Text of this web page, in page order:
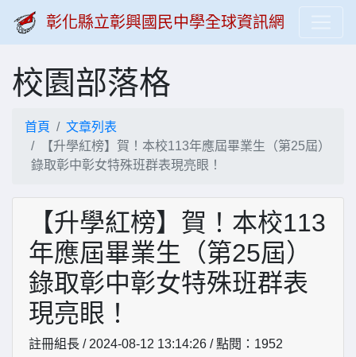
彰化縣立彰興國民中學全球資訊網
校園部落格
首頁
文章列表
【升學紅榜】賀！本校113年應屆畢業生（第25屆）
錄取彰中彰女特殊班群表現亮眼！
【升學紅榜】賀！本校113
年應屆畢業生（第25屆）
錄取彰中彰女特殊班群表
現亮眼！
註冊組長 / 2024-08-12 13:14:26 / 點閱：1952